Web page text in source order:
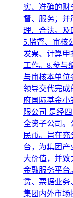
实、准确的财
督、服务；并
理、合法。及
5.监督、审核
发票、计算申
工作。8.参与
与审核本单位
领导交代完成
府国际基金小
限公司 是经
全资子公司。
民币。旨在
台，为集团产
大价值，并致
金融服务平台
赁、票据业务
集团内外市场